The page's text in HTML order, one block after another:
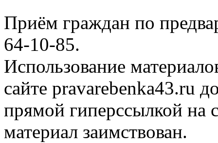
Приём граждан по
64-10-85.
Использование
сайте pravarebenka43.ru
прямой гиперссылкой на
материал заимствован.